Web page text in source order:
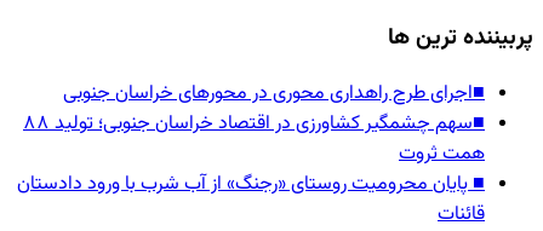
پربیننده ترین ها
■اجرای طرح راهداری محوری در محورهای خراسان جنوبی
■
سهم چشمگیر کشاورزی در اقتصاد خراسان جنوبی؛ تولید ۸۸
همت ثروت
■پایان محرومیت روستای «رجنگ» از آب شرب با ورود دادستان
قائنات